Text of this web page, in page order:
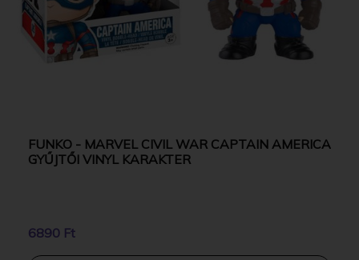
FUNKO - MARVEL CIVIL WAR CAPTAIN AMERICA
GYŰJTŐI VINYL KARAKTER
6890 Ft